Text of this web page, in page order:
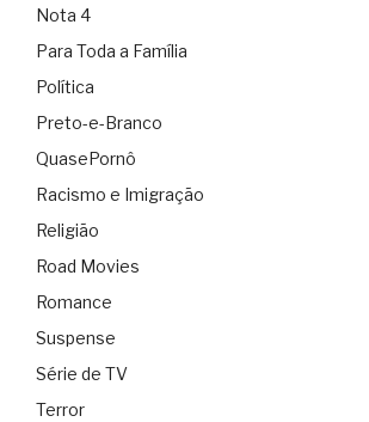
Nota 4
Para Toda a Família
Política
Preto-e-Branco
QuasePornô
Racismo e Imigração
Religião
Road Movies
Romance
Suspense
Série de TV
Terror